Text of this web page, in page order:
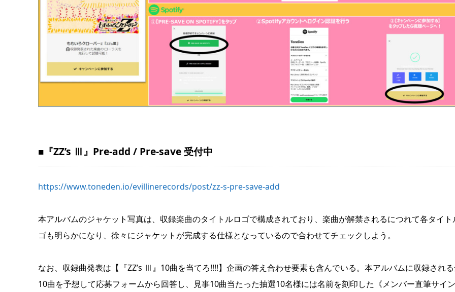
■『ZZ’s Ⅲ』Pre-add / Pre-save 受付中
https://www.toneden.io/evillinerecords/post/zz-s-pre-save-add
本アルバムのジャケット写真は、収録楽曲のタイトルロゴで構成されており、楽曲が解禁されるにつれて各タイト
ゴも明らかになり、徐々にジャケットが完成する仕様となっているので合わせてチェックしよう。
なお、収録曲発表は【『ZZ’s Ⅲ』10曲を当てろ!!!!】企画の答え合わせ要素も含んでいる。本アルバムに収録され
10曲を予想して応募フォームから回答し、見事10曲当たった抽選10名様には名前を刻印した《メンバー直筆サイ